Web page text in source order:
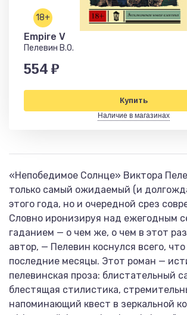
18+
Empire V
Пелевин В.О.
554 ₽
Купить
Наличие в магазинах
«Непобедимое Солнце» Виктора
только самый ожидаемый (и
этого года, но и очередной срез
Словно иронизируя над ежегодным
гаданием — о чем же, о чем в этот
автор, — Пелевин коснулся всего,
последние месяцы. Этот роман —
пелевинская проза: блистательный
блестящая стилистика,
напоминающий квест в зеркальной